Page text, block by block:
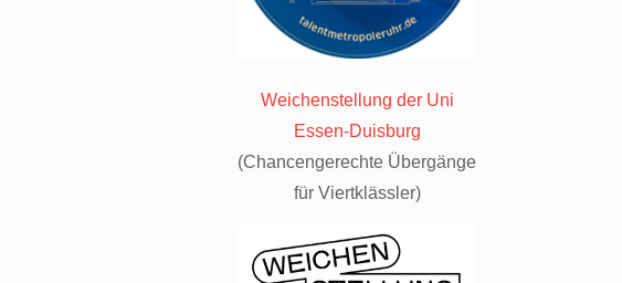
Weichenstellung der Uni
Essen-Duisburg
(Chancengerechte Übergänge
für Viertklässler)